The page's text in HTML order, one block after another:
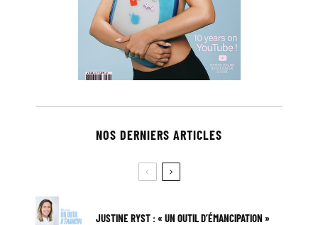
NOS DERNIERS ARTICLES
JUSTINE RYST : « UN OUTIL D’ÉMANCIPATION »